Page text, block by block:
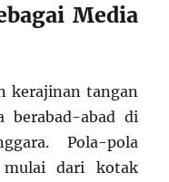
Media
kerajinan tangan
berabad-abad di
Pola-pola
mulai dari kotak